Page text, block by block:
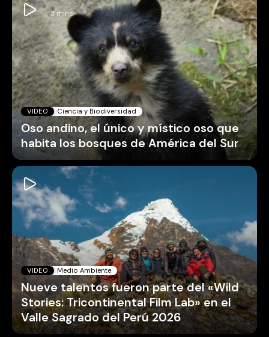
VIDEO Ciencia y Biodiversidad
Oso andino, el único y místico oso que
habita los bosques de América del Sur
VIDEO Medio Ambiente
Nueve talentos fueron parte del «Wild
Stories: Tricontinental Film Lab» en el
Valle Sagrado del Perú 2026